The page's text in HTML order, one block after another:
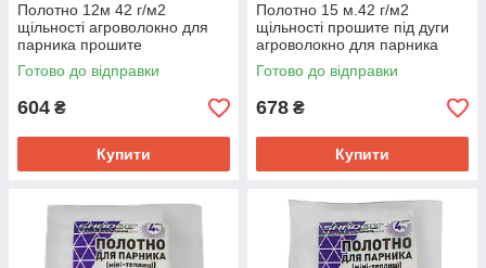
Полотно 12м 42 г/м2
щільності агроволокно для
парника прошите
Готово до відправки
604 ₴
Купити
Полотно 15 м.42 г/м2
щільності прошите під дуги
агроволокно для парника
Готово до відправки
678 ₴
Купити